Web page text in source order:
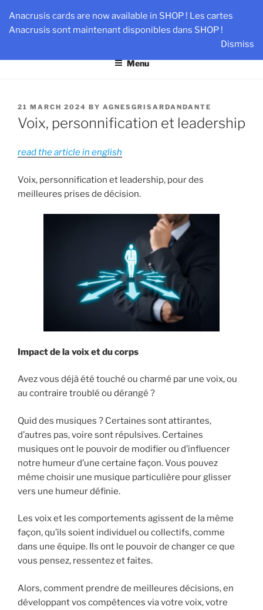
Anacrusis cards are now available in SHOP ! Les cartes
Anacrusis sont maintenant disponibles dans SHOP !
Dismiss
content
AN-DANTE
Team & Leader Performance via Harmonized Relationship
Menu
POSTED
ON
21 MARCH 2024 BY AGNESGRISARDANDANTE
Voix, personnification et leadership
read the article in english
Voix, personnification et leadership, pour des
meilleures prises de décision.
Impact de la voix et du corps
Avez vous déjà été touché ou charmé par une voix, ou
au contraire troublé ou dérangé ?
Quid des musiques ? Certaines sont attirantes,
d’autres pas, voire sont répulsives. Certaines
musiques ont le pouvoir de modifier ou d’influencer
notre humeur d’une certaine façon. Vous pouvez
même choisir une musique particulière pour glisser
vers une humeur définie.
Les voix et les comportements agissent de la même
façon, qu’ils soient individuel ou collectifs, comme
dans une équipe. Ils ont le pouvoir de changer ce que
vous pensez, ressentez et faites.
Alors, comment prendre de meilleures décisions, en
développant vos compétences via votre voix, votre